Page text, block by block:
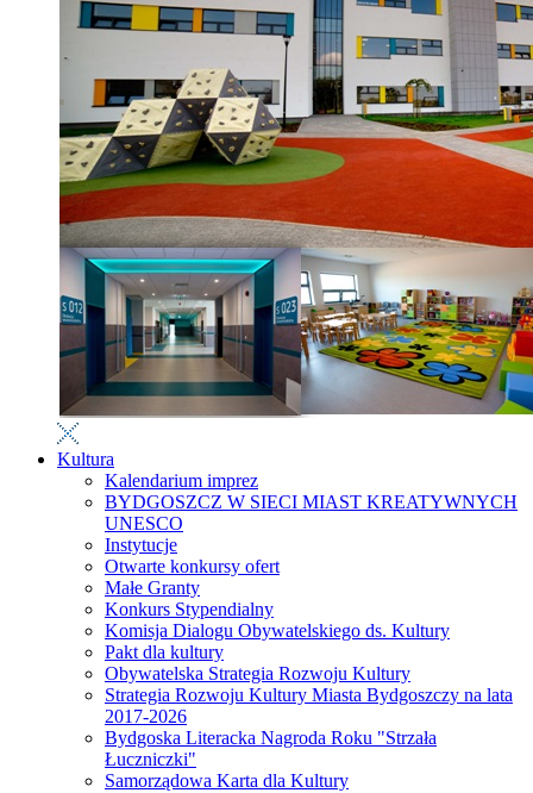
Kultura
Kalendarium imprez
BYDGOSZCZ W SIECI MIAST KREATYWNYCH
UNESCO
Instytucje
Otwarte konkursy ofert
Małe Granty
Konkurs Stypendialny
Komisja Dialogu Obywatelskiego ds. Kultury
Pakt dla kultury
Obywatelska Strategia Rozwoju Kultury
Strategia Rozwoju Kultury Miasta Bydgoszczy na lata
2017-2026
Bydgoska Literacka Nagroda Roku "Strzała
Łuczniczki"
Samorządowa Karta dla Kultury